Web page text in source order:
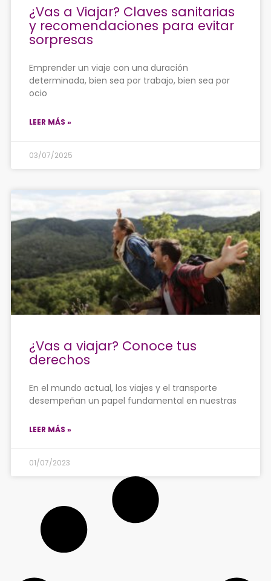
¿Vas a Viajar? Claves sanitarias
y recomendaciones para evitar
sorpresas
Emprender un viaje con una duración
determinada, bien sea por trabajo, bien sea por
ocio
LEER MÁS »
03/07/2025
¿Vas a viajar? Conoce tus
derechos
En el mundo actual, los viajes y el transporte
desempeñan un papel fundamental en nuestras
LEER MÁS »
01/07/2023